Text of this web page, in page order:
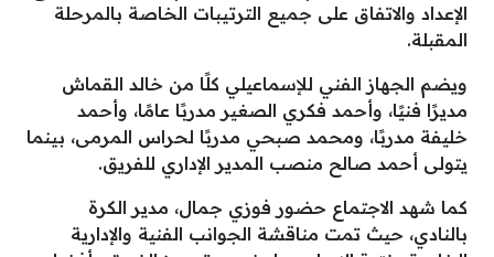
الإعداد والاتفاق على جميع الترتيبات الخاصة بالمرحلة
المقبلة.
ويضم الجهاز الفني للإسماعيلي كلًا من خالد القماش
مديرًا فنيًا، وأحمد فكري الصغير مدربًا عامًا، وأحمد
خليفة مدربًا، ومحمد صبحي مدربًا لحراس المرمى، بينما
يتولى أحمد صالح منصب المدير الإداري للفريق.
كما شهد الاجتماع حضور فوزي جمال، مدير الكرة
بالنادي، حيث تمت مناقشة الجوانب الفنية والإدارية